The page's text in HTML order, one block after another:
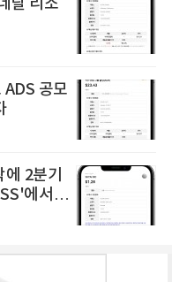
랄 리소
공모
2분기
에서